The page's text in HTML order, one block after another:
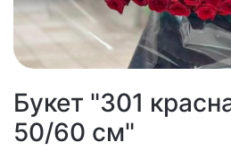
Букет "301
50/60 см"